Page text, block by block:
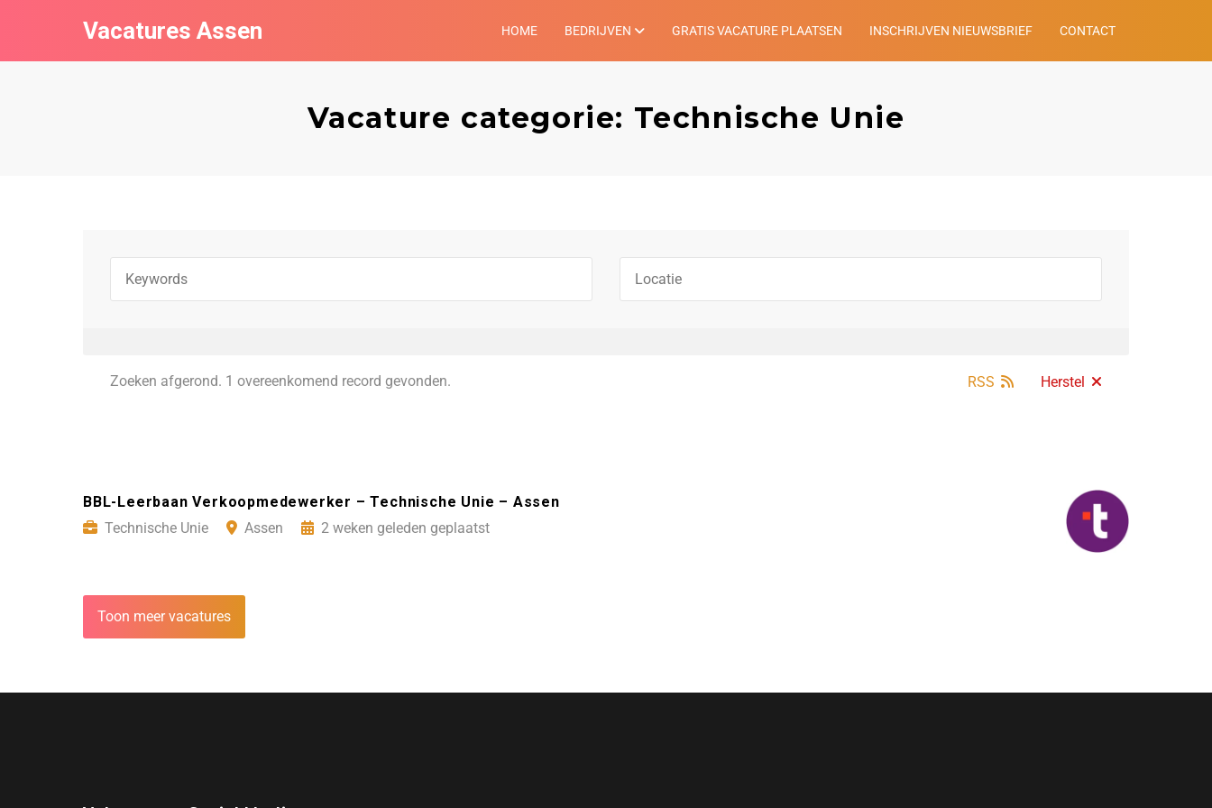
Vacatures Assen HOME BEDRIJVEN GRATIS VACATURE PLAATSEN INSCHRIJVEN NIEUWSBRIEF CONTACT
Vacature categorie: Technische Unie
Zoeken afgerond. 1 overeenkomend record gevonden. Herstel
RSS
BBL-Leerbaan Verkoopmedewerker – Technische Unie – Assen
Technische Unie
Assen 2 weken geleden geplaatst
Toon meer vacatures